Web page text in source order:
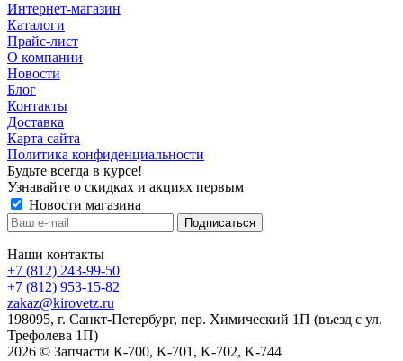
Интернет-магазин
Каталоги
Прайс-лист
О компании
Новости
Блог
Контакты
Доставка
Карта сайта
Политика конфиденциальности
Будьте всегда в курсе!
Узнавайте о скидках и акциях первым
Новости магазина
Наши контакты
+7 (812) 243-99-50
+7 (812) 953-15-82
zakaz@kirovetz.ru
198095, г. Санкт-Петербург, пер. Химический 1П (въезд с ул.
Трефолева 1П)
2026 © Запчасти К-700, K-701, K-702, K-744